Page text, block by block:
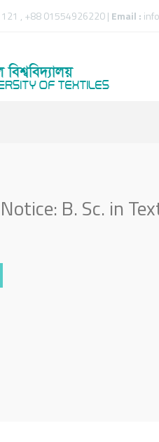
, +88 01554926220 | Email :
B. Sc. in